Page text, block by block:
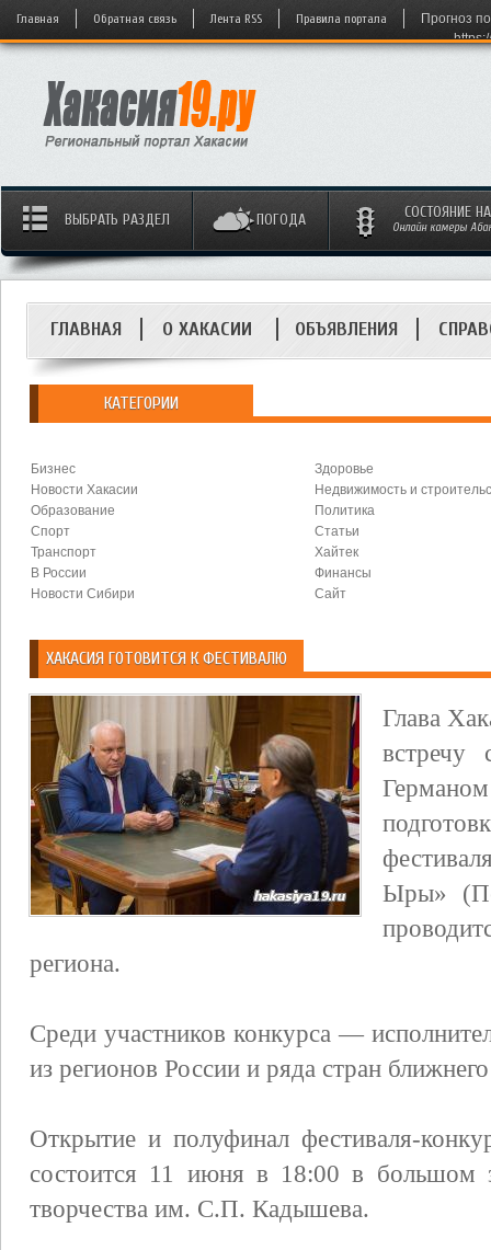
Главная Обратная связь Лента RSS Правила портала
Прогноз
ВЫБРАТЬ РАЗДЕЛ ПОГОДА СОСТОЯНИЕ
Онлайн камеры
ГЛАВНАЯ О ХАКАСИИ ОБЪЯВЛЕНИЯ
КАТЕГОРИИ
Бизнес
Здоровье
Новости Хакасии
Недвижимость и
Образование
Политика
Спорт
Статьи
Транспорт
Хайтек
В России
Финансы
Новости Сибири
Сайт
ХАКАСИЯ ГОТОВИТСЯ К ФЕСТИВАЛЮ
Глава
встречу
Ыры»
региона.
Среди участников конкурса —
из регионов России и ряда стран
Открытие и полуфинал фестиваля-
состоится 11 июня в 18:00 в большом
творчества им. С.П. Кадышева.